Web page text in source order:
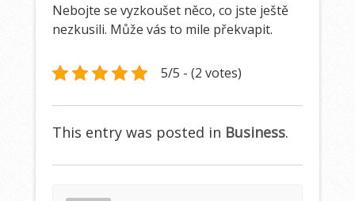
Nebojte se vyzkoušet něco, co jste ještě
nezkusili. Může vás to mile překvapit.
5/5 - (2 votes)
This entry was posted in Business.